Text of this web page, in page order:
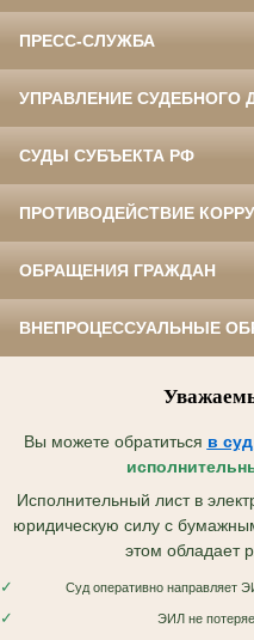
ПРЕСС-СЛУЖБА
УПРАВЛЕНИЕ СУДЕБНОГО
СУДЫ СУБЪЕКТА РФ
ПРОТИВОДЕЙСТВИЕ
ОБРАЩЕНИЯ ГРАЖДАН
ВНЕПРОЦЕССУАЛЬНЫЕ
Вы можете обратиться в
Исполнительный лист в
юридическую силу с
этом обладает
✓ Суд оперативно направляет
✓ ЭИЛ не